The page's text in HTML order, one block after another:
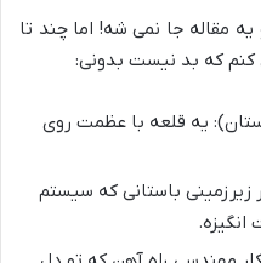
یه مقاله جا نمی شه! اما چند تا
کنم که بد نیست بدونی:
یه قلعه با عظمت روی
باستانی که سیستم